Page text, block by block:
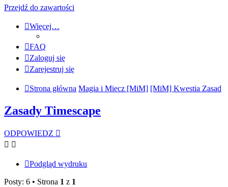
Przejdź do zawartości
Więcej…
FAQ
Zaloguj się
Zarejestruj się
Strona główna Magia i Miecz [MiM] [MiM] Kwestia Zasad
Zasady Timescape
ODPOWIEDZ
Podgląd wydruku
Posty: 6 • Strona 1 z 1